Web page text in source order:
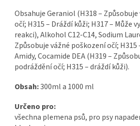
Obsahuje Geraniol (H318 –
očí; H315 – Dráždí kůži; H317 – Může
reakci), Alkohol C12-C14, Sodium
Způsobuje vážné poškození očí; H315
Amidy, Cocamide DEA (H319 –
podráždění očí; H315 – dráždí kůži).
Obsah:300ml a 1000 ml
Určeno pro:
všechna plemena psů, pro psy